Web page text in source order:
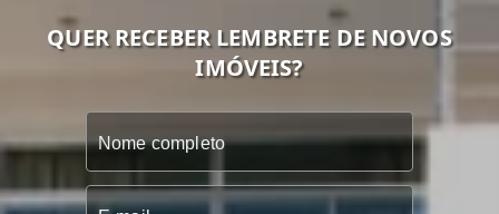
QUER RECEBER LEMBRETE DE NOVOS
IMÓVEIS?